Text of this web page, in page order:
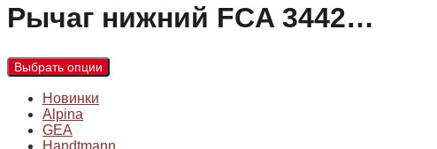
Рычаг нижний FCA 3442…
Выбрать опции
Новинки
Alpina
GEA
Handtmann